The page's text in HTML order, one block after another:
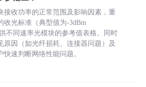
接收功率的正常范围及影响因素，重
收光标准（典型值为-3dBm
不同速率光模块的参考值表格。同时
原因（如光纤损耗、连接器问题）及
速判断网络性能问题。